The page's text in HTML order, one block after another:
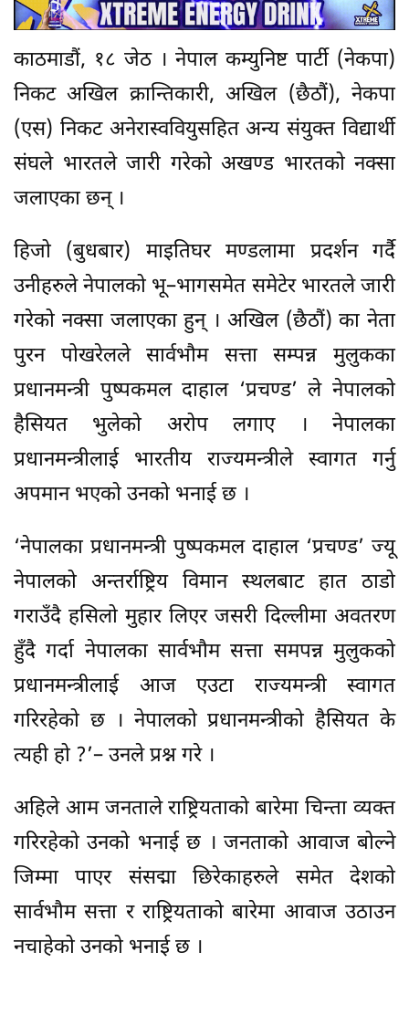
काठमाडौं, १८ जेठ । नेपाल कम्युनिष्ट पार्टी (नेकपा)
निकट अखिल क्रान्तिकारी, अखिल (छैठौं), नेकपा
(एस) निकट अनेरास्ववियुसहित अन्य संयुक्त विद्यार्थी
संघले भारतले जारी गरेको अखण्ड भारतको नक्सा
जलाएका छन् ।
हिजो (बुधबार) माइतिघर मण्डलामा प्रदर्शन गर्दै
उनीहरुले नेपालको भू–भागसमेत समेटेर भारतले जारी
गरेको नक्सा जलाएका हुन् । अखिल (छैठौं) का नेता
पुरन पोखरेलले सार्वभौम सत्ता सम्पन्न मुलुकका
प्रधानमन्त्री पुष्पकमल दाहाल ‘प्रचण्ड’ ले नेपालको
हैसियत भुलेको अरोप लगाए । नेपालका
प्रधानमन्त्रीलाई भारतीय राज्यमन्त्रीले स्वागत गर्नु
अपमान भएको उनको भनाई छ ।
‘नेपालका प्रधानमन्त्री पुष्पकमल दाहाल ‘प्रचण्ड’ ज्यू
नेपालको अन्तर्राष्ट्रिय विमान स्थलबाट हात ठाडो
गराउँदै हसिलो मुहार लिएर जसरी दिल्लीमा अवतरण
हुँदै गर्दा नेपालका सार्वभौम सत्ता समपन्न मुलुकको
प्रधानमन्त्रीलाई आज एउटा राज्यमन्त्री स्वागत
गरिरहेको छ । नेपालको प्रधानमन्त्रीको हैसियत के
त्यही हो ?’– उनले प्रश्न गरे ।
अहिले आम जनताले राष्ट्रियताको बारेमा चिन्ता व्यक्त
गरिरहेको उनको भनाई छ । जनताको आवाज बोल्ने
जिम्मा पाएर संसद्मा छिरेकाहरुले समेत देशको
सार्वभौम सत्ता र राष्ट्रियताको बारेमा आवाज उठाउन
नचाहेको उनको भनाई छ ।